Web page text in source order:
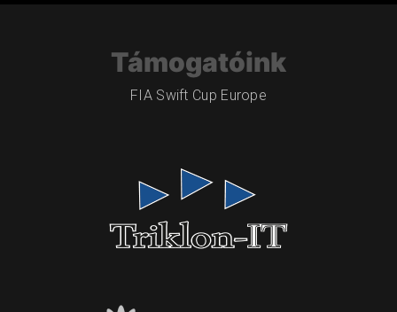
Támogatóink
FIA Swift Cup Europe